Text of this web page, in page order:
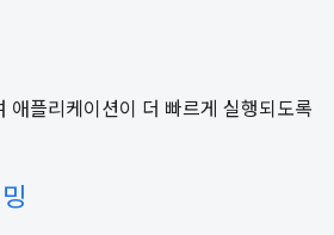
애플리케이션이 더 빠르게 실행되도록